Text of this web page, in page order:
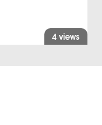
4 views